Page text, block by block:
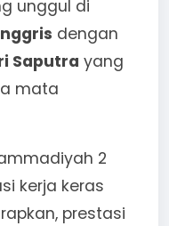
unggul di
dengan
Saputra yang
mata
2
kerja keras
prestasi